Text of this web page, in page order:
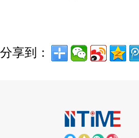
分享到：